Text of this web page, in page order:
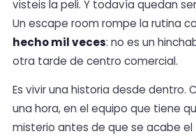
visteis la peli. Y todavía quedan
Un escape room rompe la rutina
hecho mil veces: no es un
otra tarde de centro comercial.
Es vivir una historia desde dentro.
una hora, en el equipo que tiene
misterio antes de que se acabe el